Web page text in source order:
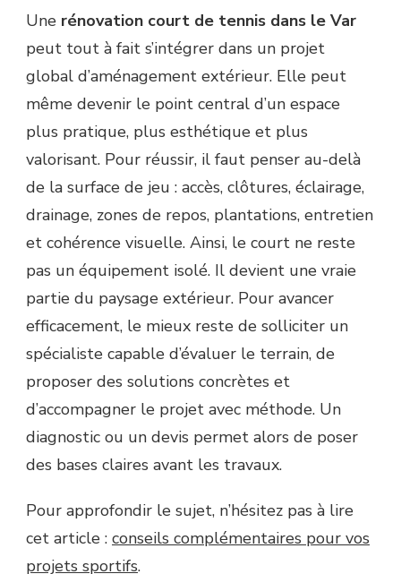
Une rénovation court de tennis dans le Var
peut tout à fait s’intégrer dans un projet
global d’aménagement extérieur. Elle peut
même devenir le point central d’un espace
plus pratique, plus esthétique et plus
valorisant. Pour réussir, il faut penser au-delà
de la surface de jeu : accès, clôtures, éclairage,
drainage, zones de repos, plantations, entretien
et cohérence visuelle. Ainsi, le court ne reste
pas un équipement isolé. Il devient une vraie
partie du paysage extérieur. Pour avancer
efficacement, le mieux reste de solliciter un
spécialiste capable d’évaluer le terrain, de
proposer des solutions concrètes et
d’accompagner le projet avec méthode. Un
diagnostic ou un devis permet alors de poser
des bases claires avant les travaux.
Pour approfondir le sujet, n’hésitez pas à lire
cet article : conseils complémentaires pour vos
projets sportifs.